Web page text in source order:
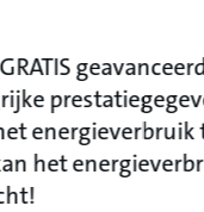
energieverbruik
het